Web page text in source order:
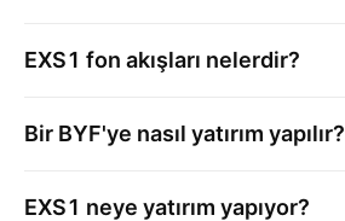
EXS1 fon akışları nelerdir?
Bir BYF'ye nasıl yatırım yapılır?
EXS1 neye yatırım yapıyor?